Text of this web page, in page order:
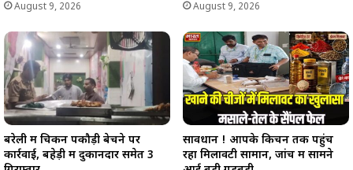
August 9, 2026 August 9, 2026
बरेली में चिकन पकौड़ी बेचने पर
कार्रवाई, बहेड़ी में दुकानदार समेत 3
सावधान ! आपके किचन तक पहुंच
रहा मिलावटी सामान, जांच में सामने